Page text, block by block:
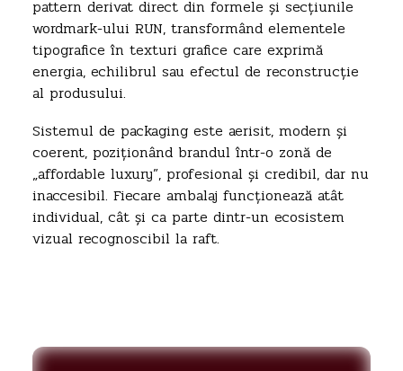
pattern derivat direct din formele și secțiunile
wordmark-ului RUN, transformând elementele
tipografice în texturi grafice care exprimă
energia, echilibrul sau efectul de reconstrucție
al produsului.
Sistemul de packaging este aerisit, modern și
coerent, poziționând brandul într-o zonă de
„affordable luxury”, profesional și credibil, dar nu
inaccesibil. Fiecare ambalaj funcționează atât
individual, cât și ca parte dintr-un ecosistem
vizual recognoscibil la raft.